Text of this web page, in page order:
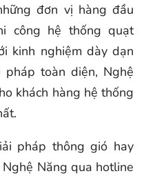
đơn vị hàng đầu
công hệ thống quạt
kinh nghiệm dày dạn
toàn diện, Nghệ
khách hàng hệ thống
pháp thông gió hay
Năng qua hotline